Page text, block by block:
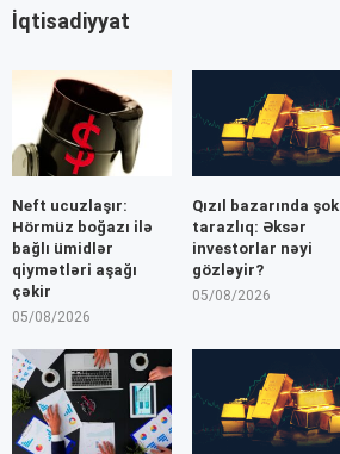
İqtisadiyyat
Neft ucuzlaşır:
Hörmüz boğazı ilə
bağlı ümidlər
qiymətləri aşağı
çəkir
05/08/2026
Qızıl bazarında şok
tarazlıq: Əksər
investorlar nəyi
gözləyir?
05/08/2026